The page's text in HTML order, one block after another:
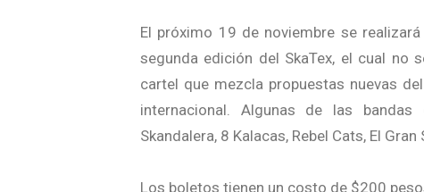
El próximo 19 de noviembre se
segunda edición del SkaTex, el cual no
cartel que mezcla propuestas nuevas
internacional. Algunas de las
Skandalera, 8 Kalacas, Rebel Cats, El
Los boletos tienen un costo de $200